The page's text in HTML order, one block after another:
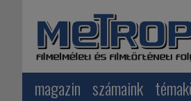
magazin számaink